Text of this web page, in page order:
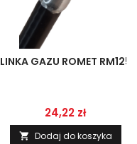
LINKA GAZU ROMET RM125
Cena
24,22 zł
 Dodaj do koszyka